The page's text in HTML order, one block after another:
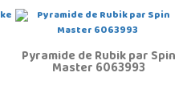
Pyramide de Rubik par Spin
Master 6063993